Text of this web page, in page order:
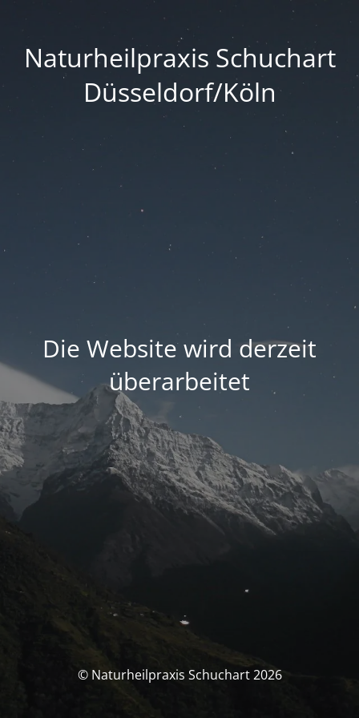
Naturheilpraxis Schuchart
Düsseldorf/Köln
Die Website wird derzeit
überarbeitet
© Naturheilpraxis Schuchart 2026